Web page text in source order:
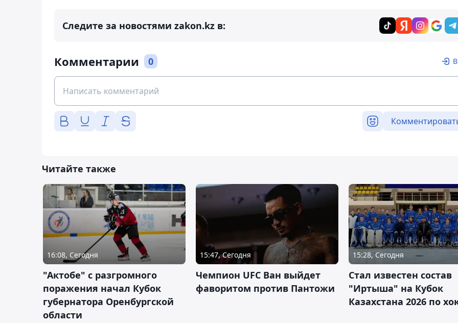
Следите за новостями zakon.kz в:
Комментарии 0
Читайте также
16:08, Сегодня
"Актобе" с разгромного
поражения начал Кубок
губернатора Оренбургской
области
15:47, Сегодня
Чемпион UFC Ван выйдет
фаворитом против Пантожи
15:28, Сегодня
Стал известен состав
"Иртыша" на Кубок
Казахстана 2026 по